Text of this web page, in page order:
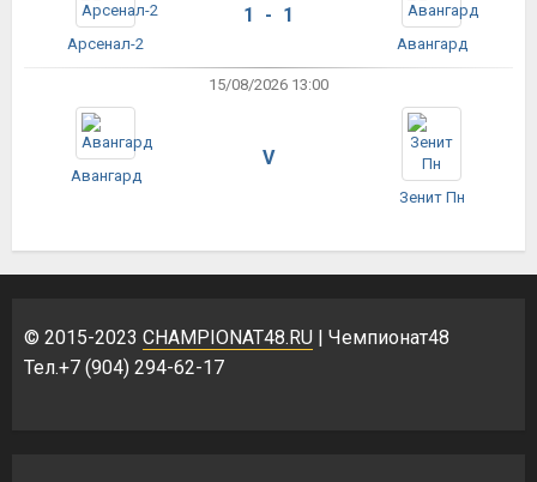
Арсенал-2
1 - 1
Авангард
15/08/2026 13:00
Авангард
V
Зенит Пн
© 2015-2023 CHAMPIONAT48.RU | Чемпионат48
Тел.+7 (904) 294-62-17